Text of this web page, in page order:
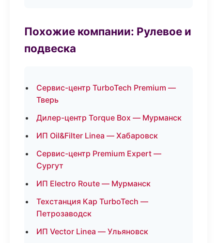
Похожие компании: Рулевое и
подвеска
Сервис-центр TurboTech Premium —
Тверь
Дилер-центр Torque Box — Мурманск
ИП Oil&Filter Linea — Хабаровск
Сервис-центр Premium Expert —
Сургут
ИП Electro Route — Мурманск
Техстанция Кар TurboTech —
Петрозаводск
ИП Vector Linea — Ульяновск